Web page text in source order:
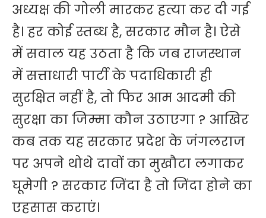
अध्यक्ष की गोली मारकर हत्या कर दी गई
है। हर कोई स्तब्ध है, सरकार मौन है। ऐसे
में सवाल यह उठता है कि जब राजस्थान
में सत्ताधारी पार्टी के पदाधिकारी ही
सुरक्षित नहीं है, तो फिर आम आदमी की
सुरक्षा का जिम्मा कौन उठाएगा ? आखिर
कब तक यह सरकार प्रदेश के जंगलराज
पर अपने थोथे दावों का मुखौटा लगाकर
घूमेगी ? सरकार जिंदा है तो जिंदा होने का
एहसास कराएं।